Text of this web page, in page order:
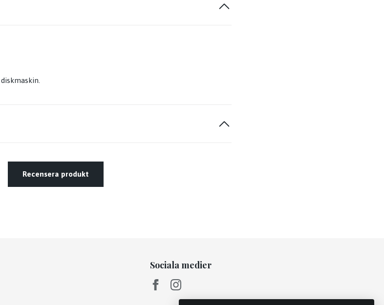
Recensera produkt
Sociala medier